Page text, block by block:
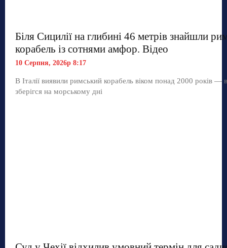
Біля Сицилії на глибині 46 метрів знайшли
корабель із сотнями амфор. Відео
10 Серпня, 2026р 8:17
В Італії виявили римський корабель віком понад 2000 років —
зберігся на морському дні